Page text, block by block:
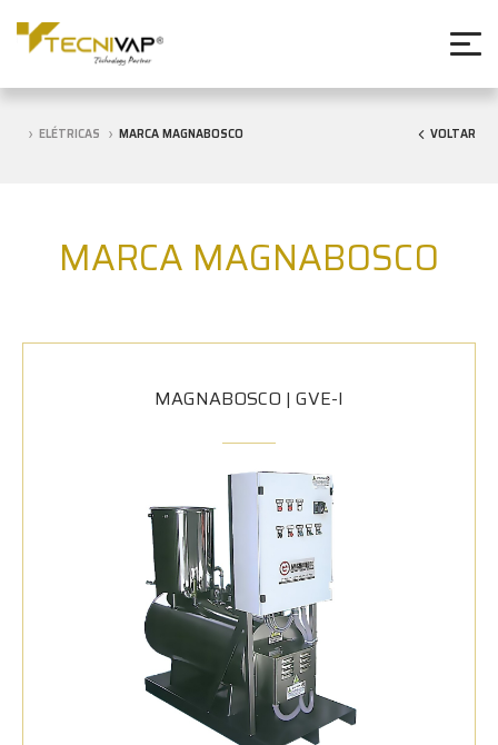
ELÉTRICAS MARCA MAGNABOSCO VOLTAR
MARCA MAGNABOSCO
MAGNABOSCO | GVE-I